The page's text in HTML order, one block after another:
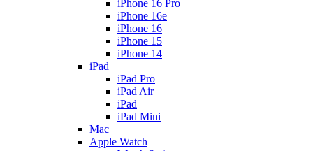
iPhone 16 Pro
iPhone 16e
iPhone 16
iPhone 15
iPhone 14
iPad
iPad Pro
iPad Air
iPad
iPad Mini
Mac
Apple Watch